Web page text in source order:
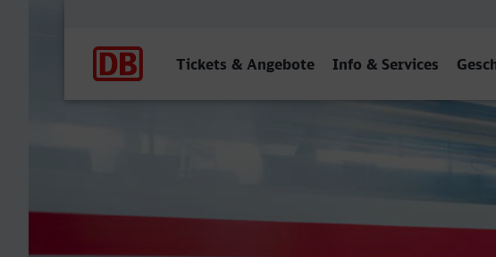
Tickets & Angebote Info & Services
Hauptbahnhof, Passau -